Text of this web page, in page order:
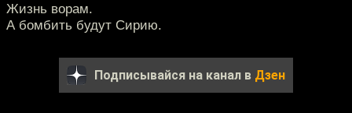
Жизнь ворам.
А бомбить будут Сирию.
Подписывайся на канал в Дзен